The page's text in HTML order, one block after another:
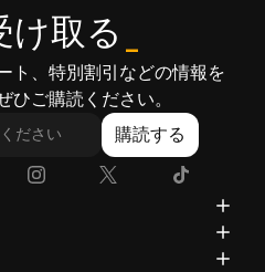
け取る
ト、特別割引などの情報を
ひご購読ください。
購読する